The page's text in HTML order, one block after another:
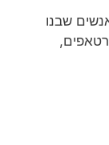
שבנו